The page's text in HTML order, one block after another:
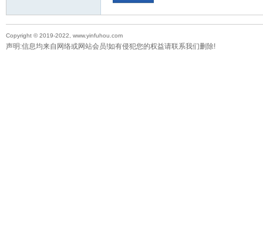
Copyright © 2019-2022, www.yinfuhou.com
声明:信息均来自网络或网站会员!如有侵犯您的权益请联系我们删除!